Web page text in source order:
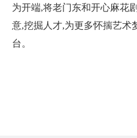
为开端,将老门东和开心麻花
意,挖掘人才,为更多怀揣艺术
台。